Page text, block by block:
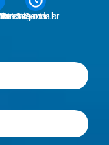
RS Segunda - Sexta